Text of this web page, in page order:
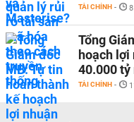
TÀI CHÍNH -
Tổng
hoạch lợi
40.000
TÀI CHÍNH -